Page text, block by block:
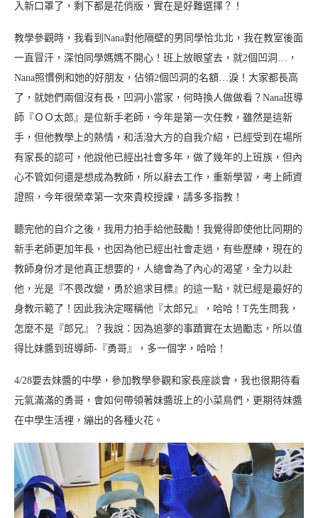
入新口罩了，剩下都是花俏版，實在是好難選擇？！
教學參觀時，我看到Nana對他隔壁的男同學恰北北，我在教室後面
一直冒汗，深怕同學媽媽不開心！班上放眼望去，就2個凹洞…，
Nana照慣例和她的好朋友，佔領2個凹洞的名額…淚！大家都長高
了，就她們兩個沒有長，凹洞小當家，何時換人做做看？Nana班導
師『ＯＯ太郎』是位新手老師，今年是第一次任教，雖然是這新
手，但他教學上的熱情，和活潑大方的自我介紹，已經受到在場所
有家長的認可，他說他已經出社會多年，做了幾年的上班族，但內
心不管如何還是想成為教師，所以辭去工作，重新學習，考上師資
證照，今年很榮幸第一次來貴校授課，請多多指教！
聽完他的自介之後，我用力拍手給他鼓勵！我覺得即使他比同期的
新手老師更加年長，也因為他已經出社會走過，有些歷練，現在的
教師身份才是他真正想要的，人總會為了內心的渴望，全力以赴
他，光是『不畏改變，勇於追求目標』的這一點，就已經是最好的
身教示範了！因此我決定暱稱他『太郎兄』，哈哈！T先生問我，
怎麼不是『郎兄』？我說：因為追夢的事蹟實在太過勵志，所以值
得比妹醬到班導師-『勇哥』，多一個字，哈哈！
4/28要去妹醬的中學，參加教學參觀和家長座談會，我也很期待看
元氣滿滿的勇哥，會如何帶領著妹醬班上的小菜鳥們，更期待妹醬
在中學生活裡，繃出的各種火花。